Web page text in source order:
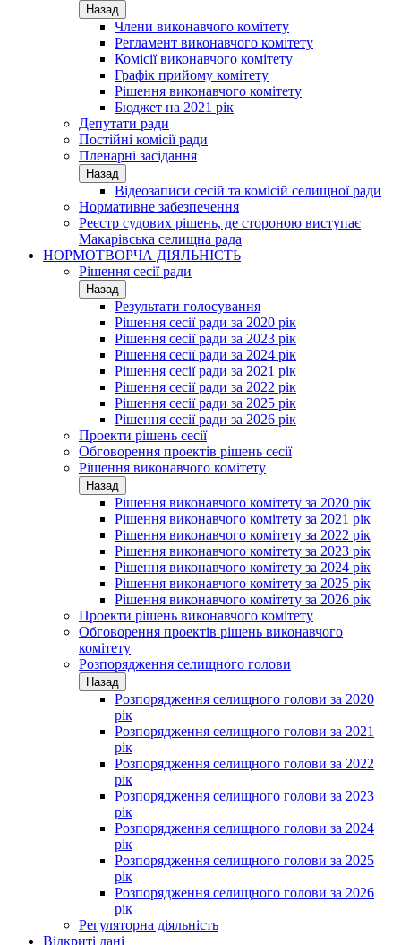
Назад
Члени виконавчого комітету
Регламент виконавчого комітету
Комісії виконавчого комітету
Графік прийому комітету
Рішення виконавчого комітету
Бюджет на 2021 рік
Депутати ради
Постійні комісії ради
Пленарні засідання
Назад
Відеозаписи сесій та комісій селищної ради
Нормативне забезпечення
Реєстр судових рішень, де стороною виступає
Макарівська селищна рада
НОРМОТВОРЧА ДІЯЛЬНІСТЬ
Рішення сесії ради
Назад
Результати голосування
Рішення сесії ради за 2020 рік
Рішення сесії ради за 2023 рік
Рішення сесії ради за 2024 рік
Рішення сесії ради за 2021 рік
Рішення сесії ради за 2022 рік
Рішення сесії ради за 2025 рік
Рішення сесії ради за 2026 рік
Проекти рішень сесії
Обговорення проектів рішень сесії
Рішення виконавчого комітету
Назад
Рішення виконавчого комітету за 2020 рік
Рішення виконавчого комітету за 2021 рік
Рішення виконавчого комітету за 2022 рік
Рішення виконавчого комітету за 2023 рік
Рішення виконавчого комітету за 2024 рік
Рішення виконавчого комітету за 2025 рік
Рішення виконавчого комітету за 2026 рік
Проекти рішень виконавчого комітету
Обговорення проектів рішень виконавчого
комітету
Розпорядження селищного голови
Назад
Розпорядження селищного голови за 2020
рік
Розпорядження селищного голови за 2021
рік
Розпорядження селищного голови за 2022
рік
Розпорядження селищного голови за 2023
рік
Розпорядження селищного голови за 2024
рік
Розпорядження селищного голови за 2025
рік
Розпорядження селищного голови за 2026
рік
Регуляторна діяльність
Відкриті дані